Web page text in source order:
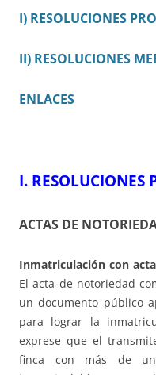
I) RESOLUCIONES
II) RESOLUCIONES
ENLACES
I. RESOLUCIONES
ACTAS DE
Inmatriculación con
El acta de notoriedad
un documento público
para lograr la
exprese que el
finca con más de